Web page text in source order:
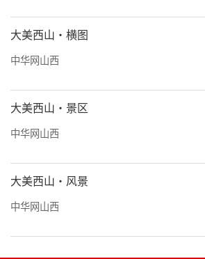
大美西山·横图
中华网山西
大美西山·景区
中华网山西
大美西山·风景
中华网山西